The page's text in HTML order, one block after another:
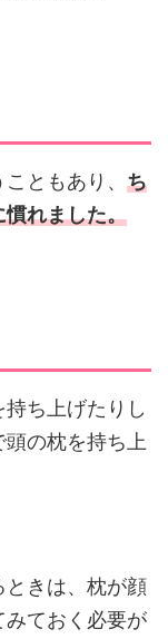
ともあり、 ち
慣れました。
ち上げたりし
の枕を持ち上
きは、枕が顔
ておく必要が